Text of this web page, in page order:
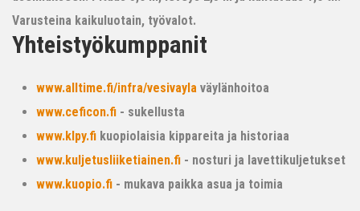
Varusteina kaikuluotain, työvalot.
Yhteistyökumppanit
www.alltime.fi/infra/vesivayla väylänhoitoa
www.ceficon.fi - sukellusta
www.klpy.fi kuopiolaisia kippareita ja historiaa
www.kuljetusliiketiainen.fi - nosturi ja lavettikuljetukset
www.kuopio.fi - mukava paikka asua ja toimia